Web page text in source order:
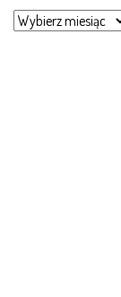
Archiwa